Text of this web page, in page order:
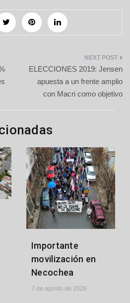
ELECCIONES 2019: Jensen
apuesta a un frente amplio
con Macri como objetivo
Importante
movilización en
Necochea
7 de agosto de 2026